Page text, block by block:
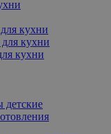
кухни
кухни
кухни
детские